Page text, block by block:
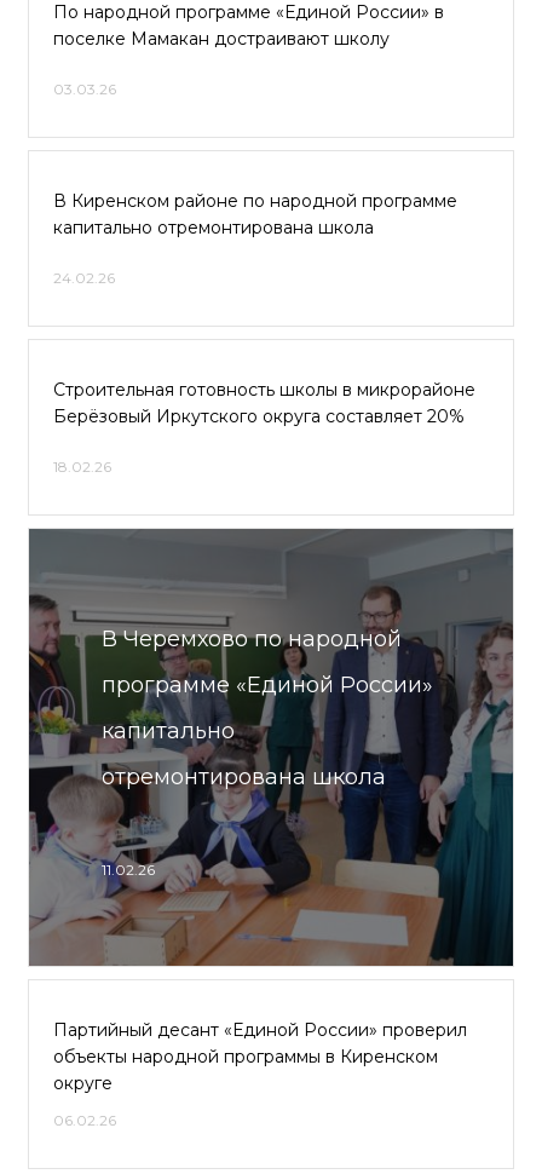
По народной программе «Единой России» в
поселке Мамакан достраивают школу
03.03.26
В Киренском районе по народной программе
капитально отремонтирована школа
24.02.26
Строительная готовность школы в микрорайоне
Берёзовый Иркутского округа составляет 20%
18.02.26
В Черемхово по народной
программе «Единой России»
капитально
отремонтирована школа
11.02.26
Партийный десант «Единой России» проверил
объекты народной программы в Киренском
округе
06.02.26